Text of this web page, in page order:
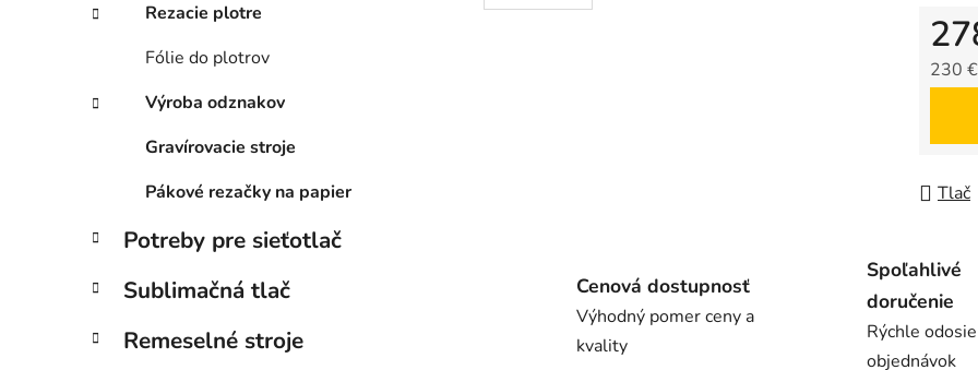
Rezacie plotre
Fólie do plotrov
Výroba odznakov
Gravírovacie stroje
Pákové rezačky na papier
Potreby pre sieťotlač
Sublimačná tlač
Remeselné stroje
230
Tlač
Cenová dostupnosť
Výhodný pomer ceny a
kvality
Spoľahlivé
doručenie
Rýchle
objednávok